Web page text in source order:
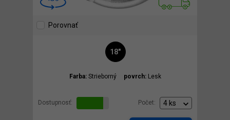
Porovnať
18"
Farba: Strieborný povrch: Lesk
Dostupnosť: Počet: